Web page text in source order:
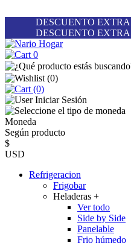
DESCUENTO
DESCUENTO
0
(0)
(0)
Iniciar Sesión
Moneda
Según producto
$
USD
Refrigeracion
Frigobar
Heladeras +
Ver todo
Side by Side
Panelable
Frio húmedo